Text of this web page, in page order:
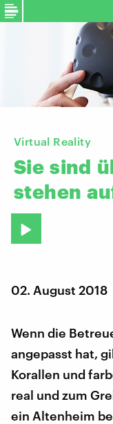
Virtual Reality
Sie sind
stehen
02. August 2018
Wenn die
angepasst hat,
Korallen und
real und zum
ein Altenheim